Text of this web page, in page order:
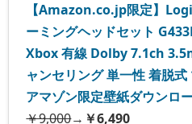
【Amazon.co.jp限定】
ーミングヘッドセット
Xbox 有線 Dolby 7.1ch
ャンセリング 単一性 着脱
アマゾン限定壁紙ダウンロ
￥9,000→ ￥6,490